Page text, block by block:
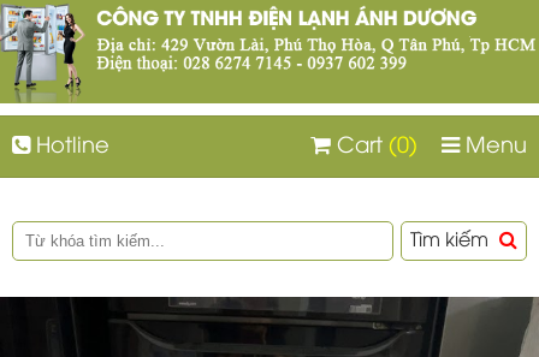
Hotline Menu
Cart (0)
Tìm kiếm